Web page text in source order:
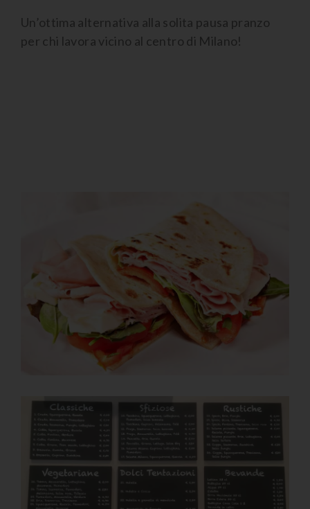
Un’ottima alternativa alla solita pausa pranzo
per chi lavora vicino al centro di Milano!